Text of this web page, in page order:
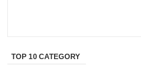
TOP 10 CATEGORY